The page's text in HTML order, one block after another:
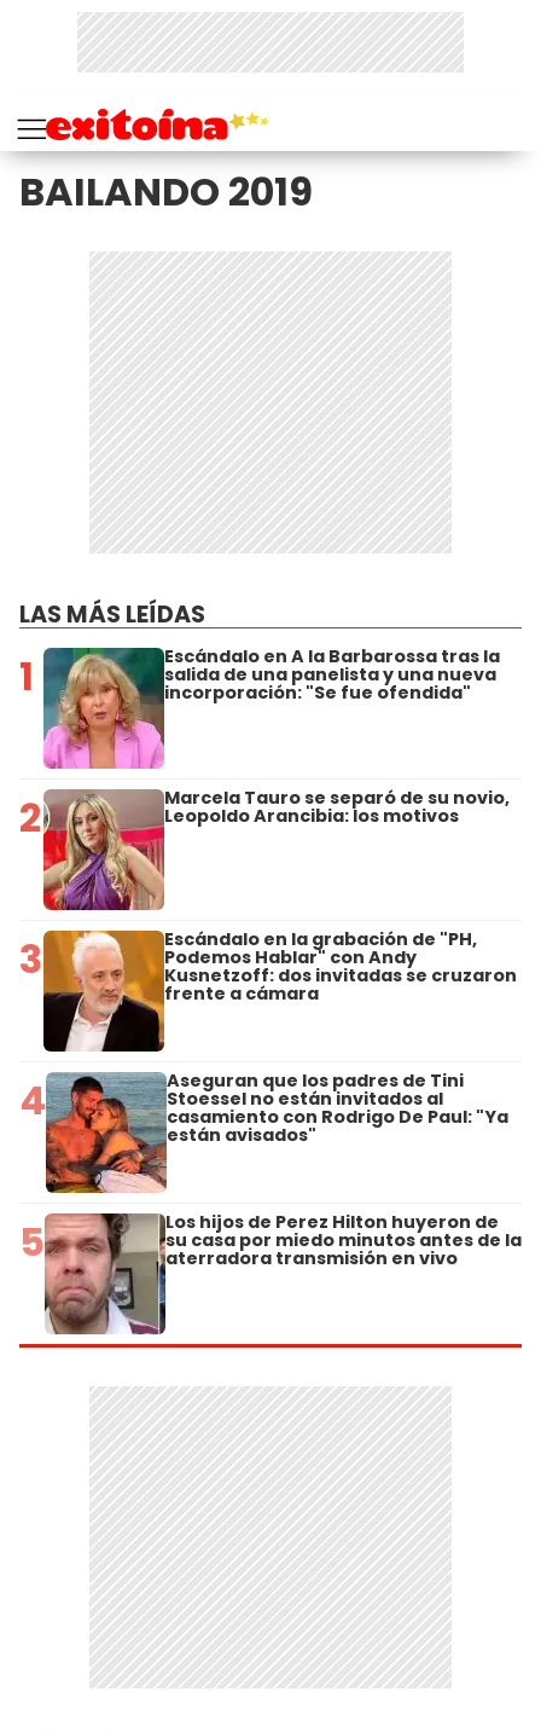
BAILANDO 2019
LAS MÁS LEÍDAS
1 Escándalo en A la Barbarossa tras la
salida de una panelista y una nueva
incorporación: "Se fue ofendida"
2 Marcela Tauro se separó de su novio,
Leopoldo Arancibia: los motivos
3 Escándalo en la grabación de "PH,
Podemos Hablar" con Andy
Kusnetzoff: dos invitadas se cruzaron
frente a cámara
4 Aseguran que los padres de Tini
Stoessel no están invitados al
casamiento con Rodrigo De Paul: "Ya
están avisados"
5 Los hijos de Perez Hilton huyeron de
su casa por miedo minutos antes de la
aterradora transmisión en vivo